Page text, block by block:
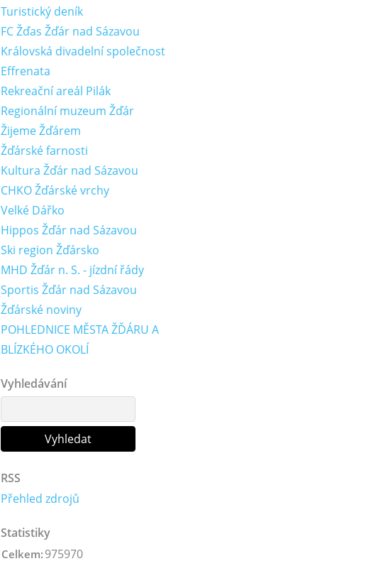
Turistický deník
FC Žďas Žďár nad Sázavou
Královská divadelní společnost
Effrenata
Rekreační areál Pilák
Regionální muzeum Žďár
Žijeme Žďárem
Žďárské farnosti
Kultura Žďár nad Sázavou
CHKO Žďárské vrchy
Velké Dářko
Hippos Žďár nad Sázavou
Ski region Žďársko
MHD Žďár n. S. - jízdní řády
Sportis Žďár nad Sázavou
Žďárské noviny
POHLEDNICE MĚSTA ŽĎÁRU A
BLÍZKÉHO OKOLÍ
Vyhledávání
RSS
Přehled zdrojů
Statistiky
Celkem: 975970